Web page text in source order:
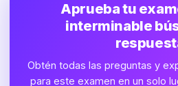
Aprueba tu
interminable
Obtén todas las preguntas y
para este examen en un solo